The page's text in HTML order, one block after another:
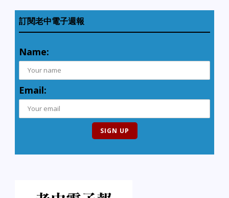
訂閱老中電子週報
Name:
Email: